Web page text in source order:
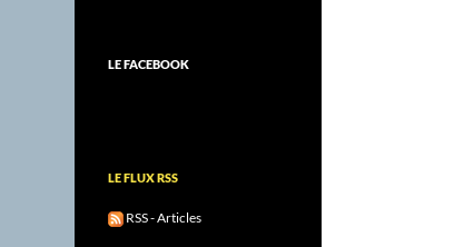
LE FACEBOOK
LE FLUX RSS
RSS - Articles